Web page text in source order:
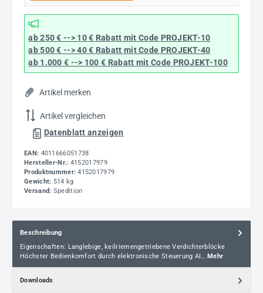
ab 250 € --> 10 € Rabatt mit Code PROJEKT-10
ab 500 € --> 40 € Rabatt mit Code PROJEKT-40
ab 1.000 € --> 100 € Rabatt mit Code PROJEKT-100
Artikel merken
Artikel vergleichen
Datenblatt anzeigen
EAN: 4011666051738
Hersteller-Nr.: 4152017979
Produktnummer: 4152017979
Gewicht: 514 kg
Versand: Spedition
Beschreibung
Eigenschaften: Langlebige, keilriemengetriebene Verdichterblöcke
Höchster Bedienkomfort durch elektronische Steuerung AI… Mehr
Downloads